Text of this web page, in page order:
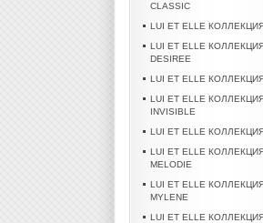
CLASSIC
LUI ET ELLE КОЛЛЕКЦИЯ
LUI ET ELLE
DESIREE
LUI ET ELLE
LUI ET ELLE
INVISIBLE
LUI ET ELLE
LUI ET ELLE
MELODIE
LUI ET ELLE
MYLENE
LUI ET ELLE